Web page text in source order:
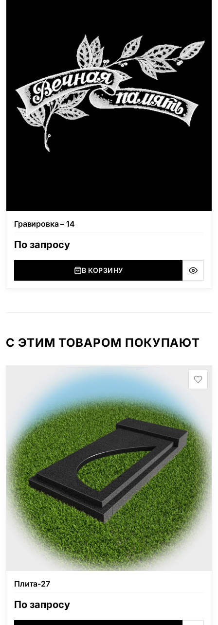
Гравировка – 14
По запросу
В КОРЗИНУ
С ЭТИМ ТОВАРОМ ПОКУПАЮТ
Плита-27
По запросу